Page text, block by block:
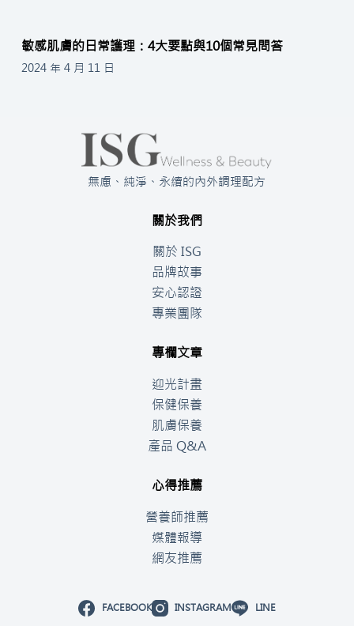
敏感肌膚的日常護理：4大要點與10個常見問答
2024 年 4 月 11 日
無慮、純淨、永續的內外調理配方
關於我們
關於 ISG
品牌故事
安心認證
專業團隊
專欄文章
迎光計畫
保健保養
肌膚保養
產品 Q&A
心得推薦
營養師推薦
媒體報導
網友推薦
FACEBOOK INSTAGRAM LINE